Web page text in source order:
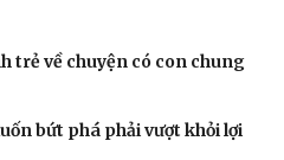
trẻ về chuyện có con chung
bứt phá phải vượt khỏi lợi